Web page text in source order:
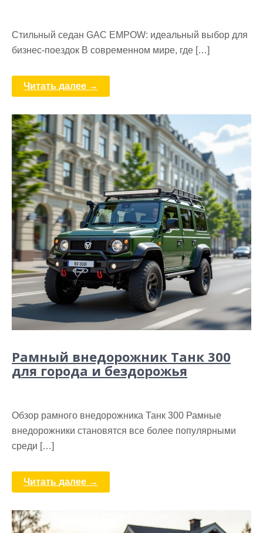
Стильный седан GAC EMPOW: идеальный выбор для
бизнес-поездок В современном мире, где […]
Читать далее →
Рамный внедорожник Танк 300
для города и бездорожья
Обзор рамного внедорожника Танк 300 Рамные
внедорожники становятся все более популярными
среди […]
Читать далее →